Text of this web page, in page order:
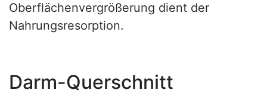
Oberflächenvergrößerung dient der
Nahrungsresorption.
Darm-Querschnitt